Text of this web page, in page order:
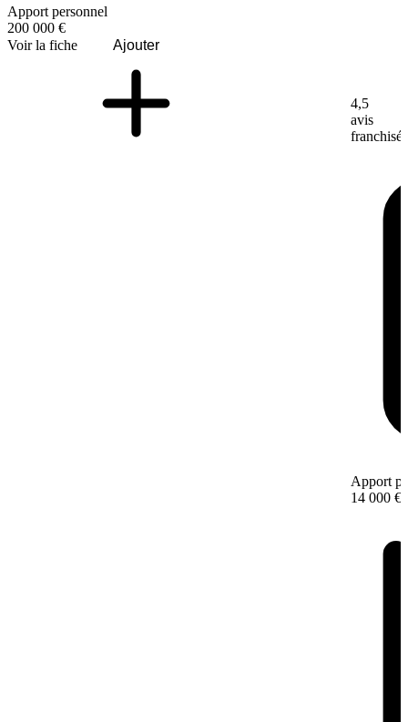
Apport personnel
200 000 €
Voir la fiche
Ajouter
4,5
avis
franchisé
Apport
14 000 €